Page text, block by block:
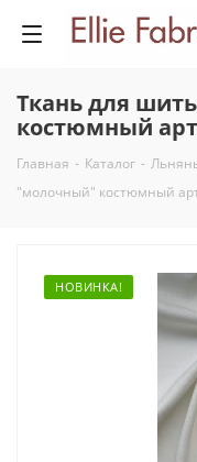
Ткань для
костюмный
Главная - Каталог -
"молочный" костюмный
НОВИНКА!